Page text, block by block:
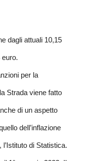
dagli attuali 10,15
per la
Strada viene fatto
di un aspetto
dell’inflazione
di Statistica.